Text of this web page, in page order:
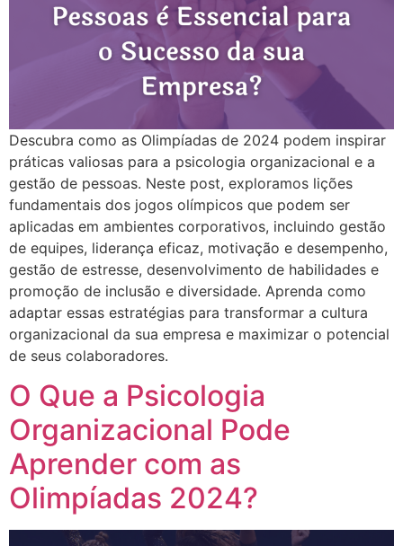
Descubra como as Olimpíadas de 2024 podem inspirar
práticas valiosas para a psicologia organizacional e a
gestão de pessoas. Neste post, exploramos lições
fundamentais dos jogos olímpicos que podem ser
aplicadas em ambientes corporativos, incluindo gestão
de equipes, liderança eficaz, motivação e desempenho,
gestão de estresse, desenvolvimento de habilidades e
promoção de inclusão e diversidade. Aprenda como
adaptar essas estratégias para transformar a cultura
organizacional da sua empresa e maximizar o potencial
de seus colaboradores.
O Que a Psicologia
Organizacional Pode
Aprender com as
Olimpíadas 2024?